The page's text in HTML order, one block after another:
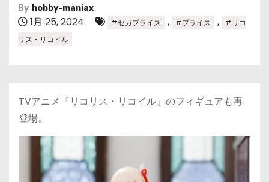
By hobby-maniax
1月 25, 2024 #セガプライズ , #プライズ ,
#リコ
リス・リコイル
TVアニメ『リコリス・リコイル』のフィギュアも再
登場。